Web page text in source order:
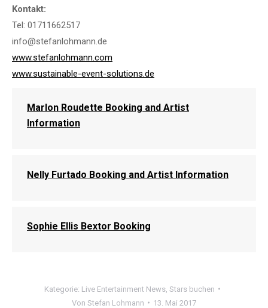
Kontakt:
Tel: 01711662517
info@stefanlohmann.de
www.stefanlohmann.com
www.sustainable-event-solutions.de
Marlon Roudette Booking and Artist
Information
Nelly Furtado Booking and Artist Information
Sophie Ellis Bextor Booking
Kategorie: Live Entertainment News Stars buchen
Von Stefan Lohmann 13. Mai 2017